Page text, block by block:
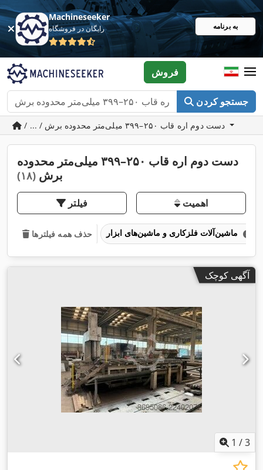
Machineseeker
رایگان در فروشگاه به برنامه
جستجو کردن
فروش
دست دوم اره قاب ۲۵۰–۳۹۹ میلی‌متر محدوده
برش (۱۸)
فیلتر اهمیت
حذف همه فیلترها
آگهی کوچک
1 /3